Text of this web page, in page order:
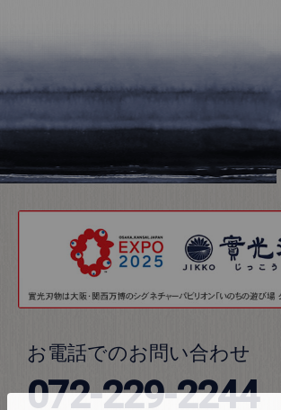
お電話でのお問い合わせ
072-229-2244